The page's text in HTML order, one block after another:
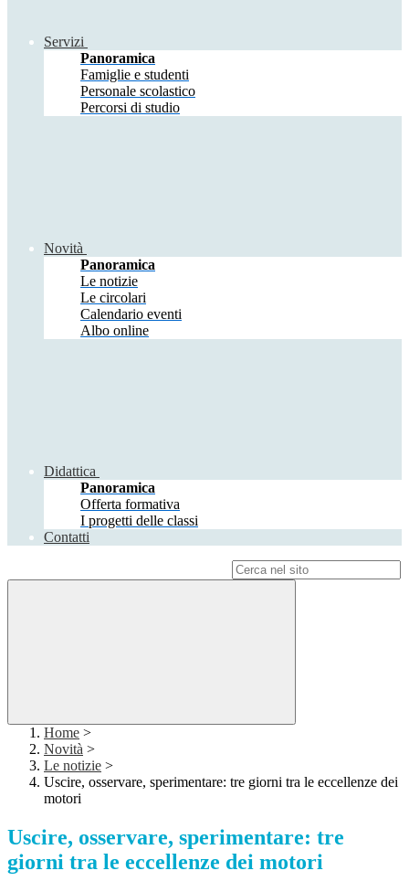
Servizi
Panoramica
Famiglie e studenti
Personale scolastico
Percorsi di studio
Novità
Panoramica
Le notizie
Le circolari
Calendario eventi
Albo online
Didattica
Panoramica
Offerta formativa
I progetti delle classi
Contatti
Home >
Novità >
Le notizie >
Uscire, osservare, sperimentare: tre giorni tra le eccellenze dei
motori
Uscire, osservare, sperimentare: tre
giorni tra le eccellenze dei motori